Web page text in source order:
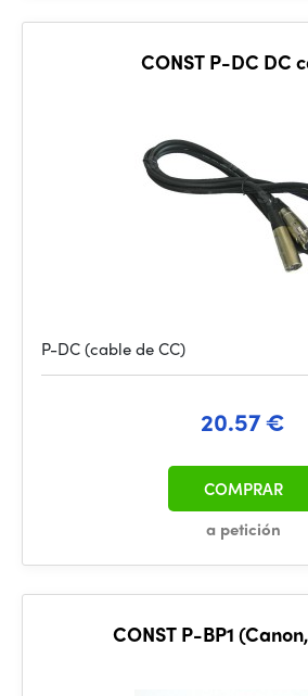
CONST P-DC DC
P-DC (cable de CC)
20.57 €
a petición
COMPRAR
CONST P-BP1